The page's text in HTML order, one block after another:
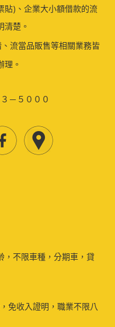
貼)、企業大小額借款的流
清楚。
流當品販售等相關業務皆
理。
－５０００
，不限車種，分期車，貸
免收入證明，職業不限八